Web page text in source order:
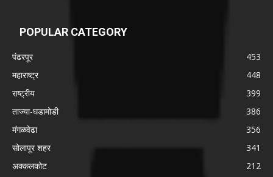
POPULAR CATEGORY
पंढरपूर
453
महाराष्ट्र
448
राष्ट्रीय
399
ताज्या-घडामोडी
386
मंगळवेढा
356
सोलापूर शहर
341
अक्कलकोट
212